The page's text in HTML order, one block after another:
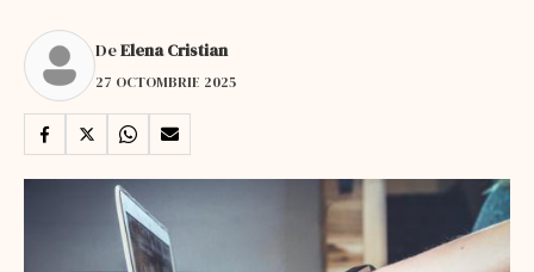
DeElena Cristian
27 OCTOMBRIE 2025